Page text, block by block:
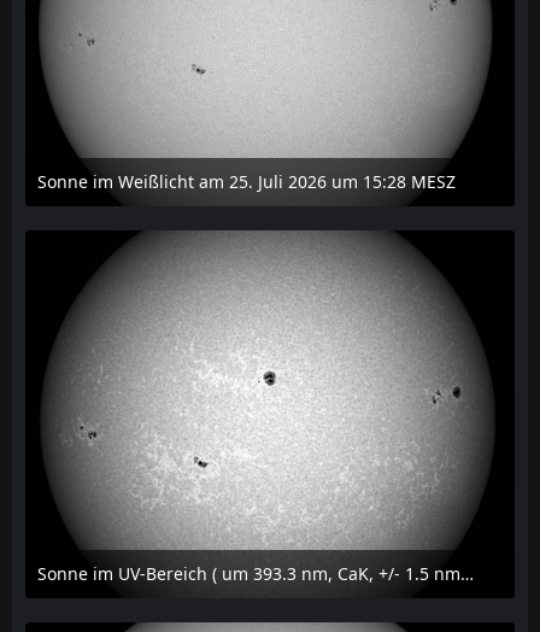
Sonne im Weißlicht am 25. Juli 2026 um 15:28 MESZ
27. Juli 2026 um 21:15
Sonne im UV-Bereich ( um 393.3 nm, CaK, +/- 1.5 nm) am 25. Juli 2026 um 15:32 MESZ
27. Juli 2026 um 20:32